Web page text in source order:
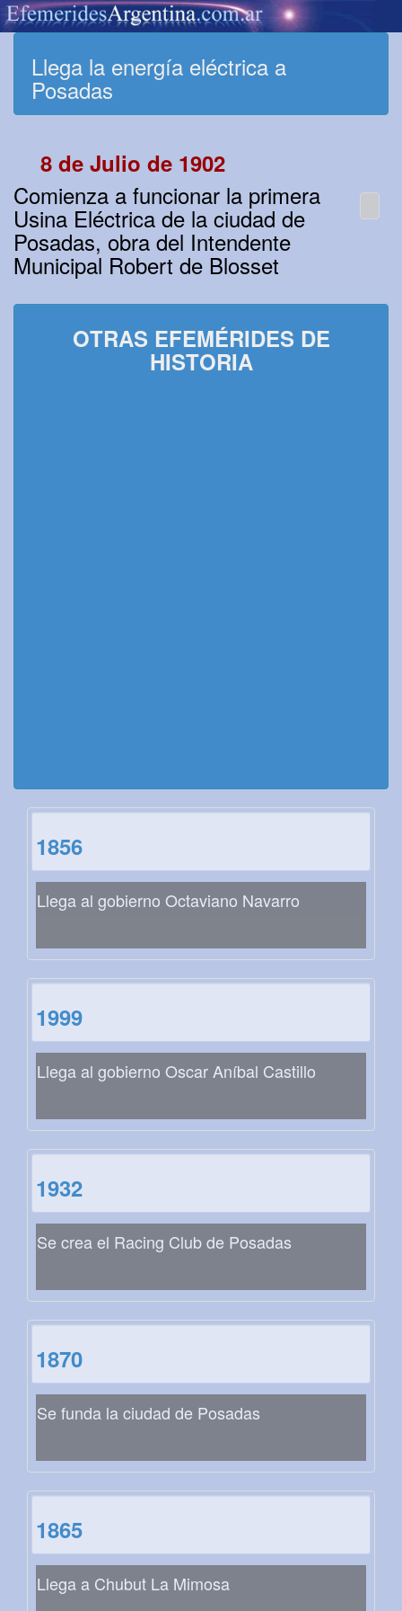
Llega la energía eléctrica a
Posadas
8 de Julio de 1902
Comienza a funcionar la primera
Usina Eléctrica de la ciudad de
Posadas, obra del Intendente
Municipal Robert de Blosset
OTRAS EFEMÉRIDES DE
HISTORIA
1856
Llega al gobierno Octaviano Navarro
1999
Llega al gobierno Oscar Aníbal Castillo
1932
Se crea el Racing Club de Posadas
1870
Se funda la ciudad de Posadas
1865
Llega a Chubut La Mimosa